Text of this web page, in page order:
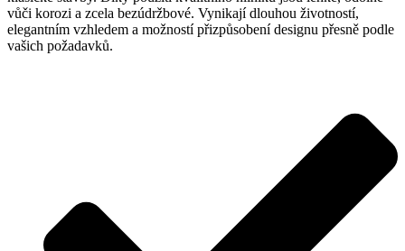
vůči korozi a zcela bezúdržbové. Vynikají dlouhou životností,
elegantním vzhledem a možností přizpůsobení designu přesně podle
vašich požadavků.